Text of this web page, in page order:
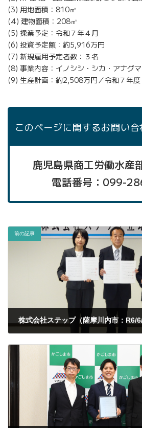
(3) 用地面積：810㎡
(4) 建物面積：208㎡
(5) 操業予定：令和７年４月
(6) 投資予定額：約5,916万円
(7) 新規雇用予定者数：３名
(8) 事業内容：イノシシ・シカ・アナグ
(9) 生産計画：約2,508万円／令和７年度
このページに関するお問い合
鹿児島県商工労働水産
電話番号：099-
前の記事
株式会社ステップ（薩摩川内市：R6/